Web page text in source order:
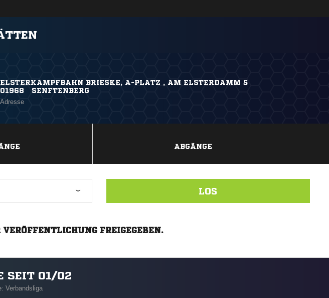
ELSTERKAMPFBAHN BRIESKE, A-PLATZ , AM ELSTERDAMM 5
01968 SENFTENBERG
Adresse
ABGÄNGE
LOS
FREIGEGEBEN.
SEIT 01/02
Verbandsliga